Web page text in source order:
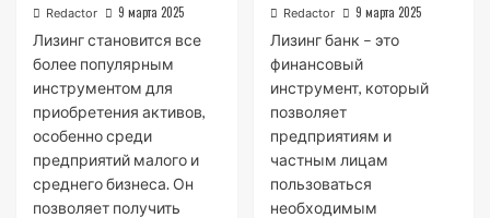
Redactor 9 марта 2025
Лизинг становится все
более популярным
инструментом для
приобретения активов,
особенно среди
предприятий малого и
среднего бизнеса. Он
позволяет получить
Redactor 9 марта 2025
Лизинг банк – это
финансовый
инструмент, который
позволяет
предприятиям и
частным лицам
пользоваться
необходимым